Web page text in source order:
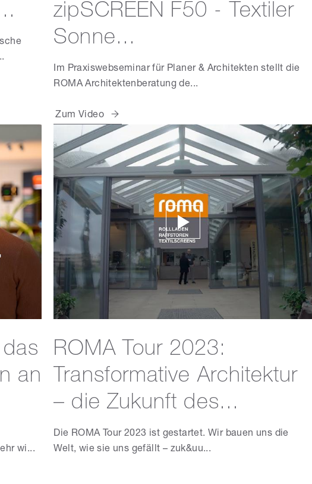
zipSCREEN F50 - Textiler
Sonne...
Im Praxiswebseminar für Planer & Architekten stellt die
ROMA Architektenberatung de...
Zum Video
an
wi...
ROMA Tour 2023:
Transformative Architektur
– die Zukunft des...
Die ROMA Tour 2023 ist gestartet. Wir bauen uns die
Welt, wie sie uns gefällt – zuk&uu...